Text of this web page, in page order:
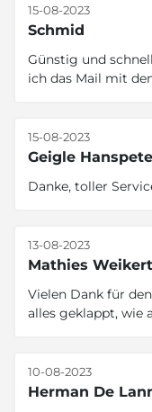
Schmid
15-08-2023
Günstig und
ich das Mail mit
Geigle
15-08-2023
Danke, toller
Mathies Weikert
13-08-2023
Vielen Dank für
alles geklappt, wie
Herman De
10-08-2023